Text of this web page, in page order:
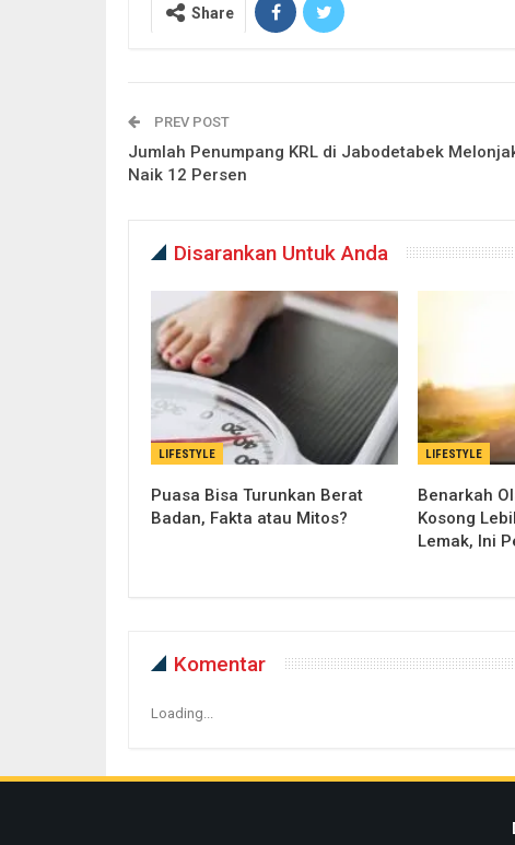
Share
PREV POST
Jumlah Penumpang KRL di Jabodetabek
Naik 12 Persen
Disarankan Untuk Anda
LIFESTYLE
Puasa Bisa Turunkan Berat
Badan, Fakta atau Mitos?
LIFESTYLE
Benarkah
Kosong
Lemak, Ini
Komentar
Loading...